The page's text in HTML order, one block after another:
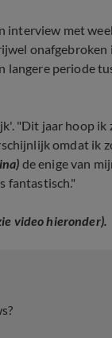
interview met
onafgebroken
langere periode
"Dit jaar hoop ik
omdat ik
de enige van
fantastisch."
video hieronder).